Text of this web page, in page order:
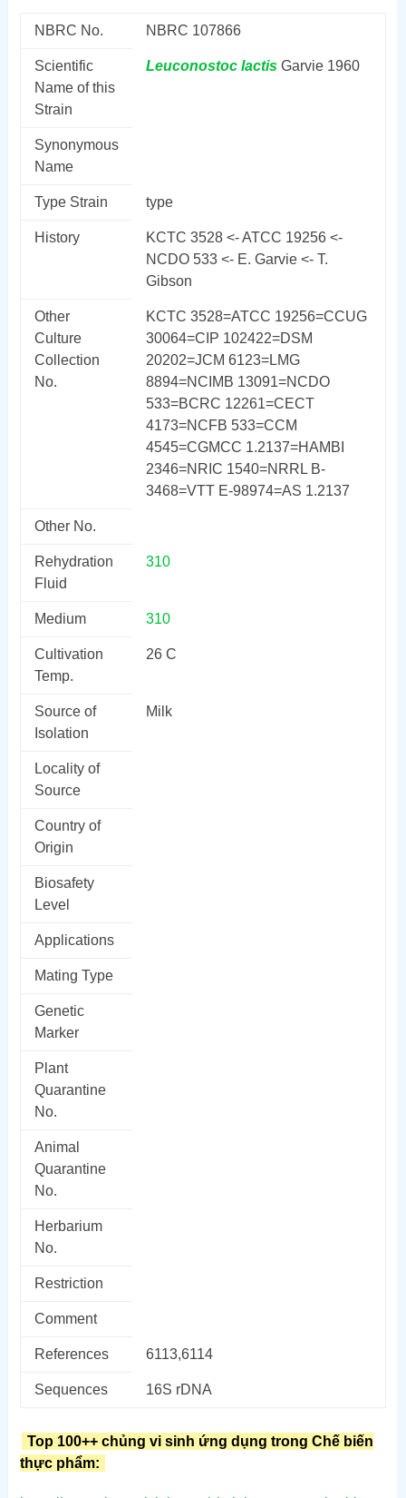
NBRC No. NBRC 107866
Scientific
Name of this
Strain
Leuconostoc lactisGarvie 1960
Synonymous
Name
Type Strain type
History
KCTC 3528 <- ATCC 19256 <-
NCDO 533 <- E. Garvie <- T.
Gibson
Other
Culture
Collection
No.
KCTC 3528=ATCC 19256=CCUG
30064=CIP 102422=DSM
20202=JCM 6123=LMG
8894=NCIMB 13091=NCDO
533=BCRC 12261=CECT
4173=NCFB 533=CCM
4545=CGMCC 1.2137=HAMBI
2346=NRIC 1540=NRRL B-
3468=VTT E-98974=AS 1.2137
Other No.
Rehydration
Fluid
310
Medium 310
Cultivation
Temp.
26 C
Source of
Isolation
Milk
Locality of
Source
Country of
Origin
Biosafety
Level
Applications
Mating Type
Genetic
Marker
Plant
Quarantine
No.
Animal
Quarantine
No.
Herbarium
No.
Restriction
Comment
References 6113,6114
Sequences 16S rDNA
Top 100++ chủng vi sinh ứng dụng trong Chế biến
thực phẩm: